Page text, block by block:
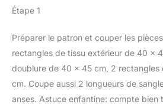
la
nous
un sac
parfait
pratique
organisé
à la
machine
en
TISSUS/
grande
Étape 1
Préparer le patron et couper les
rectangles de tissu extérieur de 40 x
doublure de 40 x 45 cm, 2 rectangles
cm. Coupe aussi 2 longueurs de
anses. Astuce enfantine: compte bien